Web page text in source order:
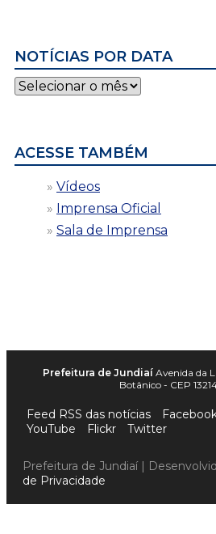
NOTÍCIAS POR DATA
Notícias
por
ACESSE TAMBÉM
Vídeos
Imprensa Oficial
Sala de Imprensa
Prefeitura de Jundiaí Avenida da
Botânico - CEP
Feed RSS das notícias
YouTube
Flickr Twitter
Prefeitura de Jundiaí |
de Privacidade